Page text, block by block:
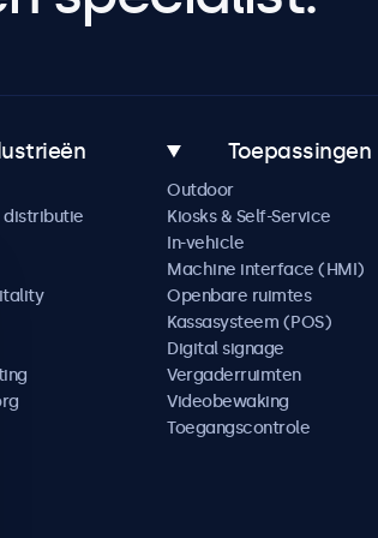
distributie
Toepassingen
Outdoor
Kiosks & Self-Service
In-vehicle
Machine interface (HMI)
Openbare ruimtes
Kassasysteem (POS)
Digital signage
Vergaderruimten
Videobewaking
Toegangscontrole